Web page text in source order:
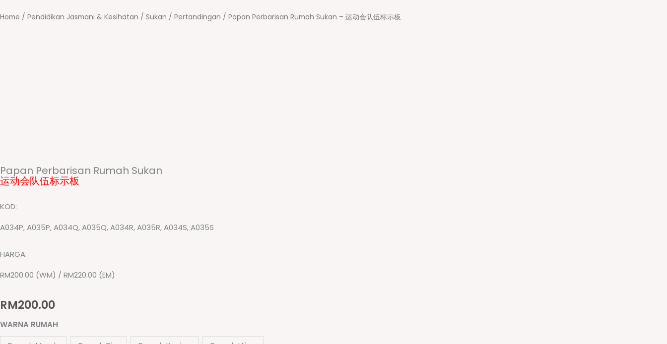
Home / Pendidikan Jasmani & Kesihatan / Sukan / Pertandingan / Papan Perbarisan Rumah Sukan – 运动会队伍标示板
Papan Perbarisan Rumah Sukan
运动会队伍标示板
KOD:
A034P, A035P, A034Q, A035Q, A034R, A035R, A034S, A035S
HARGA:
RM200.00 (WM) / RM220.00 (EM)
RM200.00
WARNA RUMAH
Papan
Perbarisan